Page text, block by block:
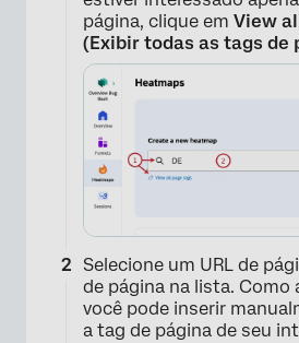
página, clique em View
(Exibir todas as tags de
Selecione um URL de
de página na lista. Como
você pode inserir
a tag de página de seu